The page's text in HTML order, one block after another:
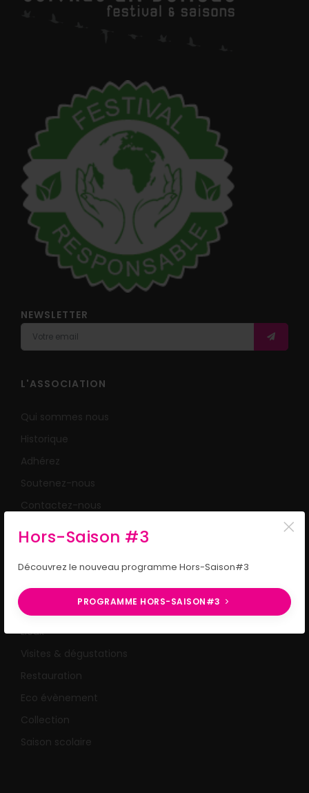
Hors-Saison #3
Découvrez le nouveau programme Hors-Saison#3
PROGRAMME HORS-SAISON#3
×
NEWSLETTER
L'ASSOCIATION
Qui sommes nous
Historique
Adhérez
Soutenez-nous
Contactez-nous
Programmation 2026
Billetterie
Lieux
Visites & dégustations
Restauration
Eco évènement
Collection
Saison scolaire